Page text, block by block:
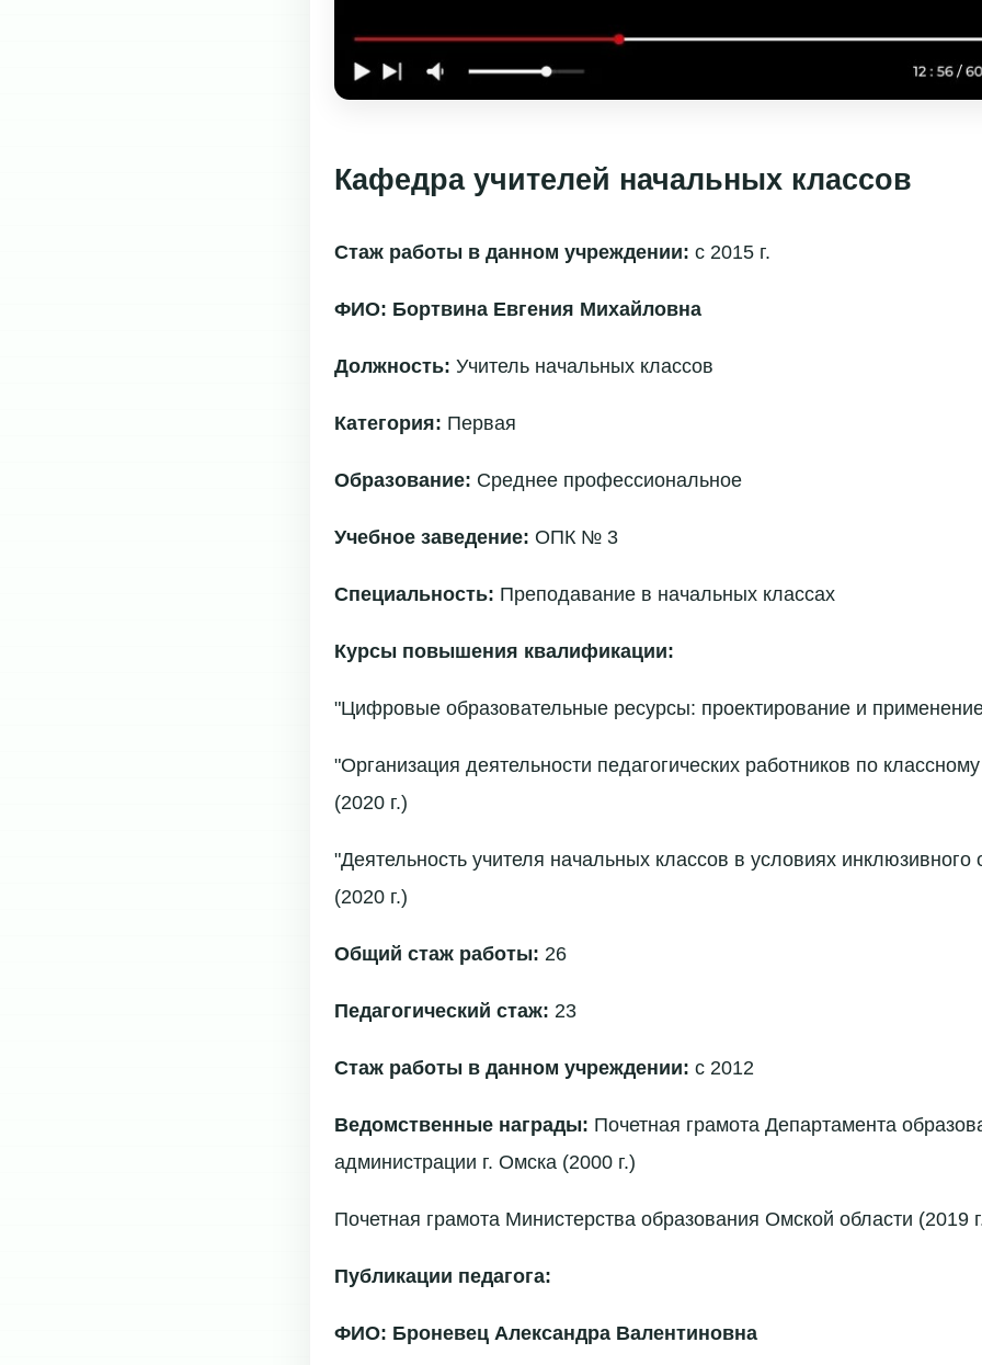
Кафедра учителей начальных классов
Стаж работы в данном учреждении: с 2015 г.
ФИО: Бортвина Евгения Михайловна
Должность: Учитель начальных классов
Категория: Первая
Образование: Среднее профессиональное
Учебное заведение: ОПК № 3
Специальность: Преподавание в начальных классах
Курсы повышения квалификации:
"Цифровые образовательные ресурсы: проектирование и
"Организация деятельности педагогических работников по
(2020 г.)
"Деятельность учителя начальных классов в условиях инклюзивного
(2020 г.)
Общий стаж работы: 26
Педагогический стаж: 23
Стаж работы в данном учреждении: с 2012
Ведомственные награды: Почетная грамота Департамента
администрации г. Омска (2000 г.)
Почетная грамота Министерства образования Омской области (2019
Публикации педагога:
ФИО: Броневец Александра Валентиновна